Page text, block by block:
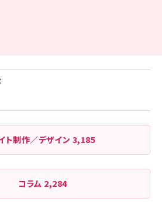
ト制作／デザイン 3,185
コラム 2,284